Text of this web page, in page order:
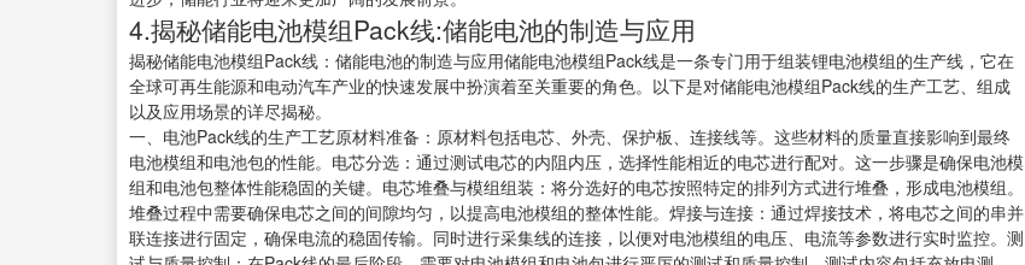
4.揭秘储能电池模组Pack线:储能电池的制造与应用
揭秘储能电池模组Pack线：储能电池的制造与应用储能电池模组Pack线是一条专门用于组装锂电池模组的生产线，它在
全球可再生能源和电动汽车产业的快速发展中扮演着至关重要的角色。以下是对储能电池模组Pack线的生产工艺、组成
以及应用场景的详尽揭秘。
一、电池Pack线的生产工艺原材料准备：原材料包括电芯、外壳、保护板、连接线等。这些材料的质量直接影响到最终
电池模组和电池包的性能。电芯分选：通过测试电芯的内阻内压，选择性能相近的电芯进行配对。这一步骤是确保电池模
组和电池包整体性能稳固的关键。电芯堆叠与模组组装：将分选好的电芯按照特定的排列方式进行堆叠，形成电池模组。
堆叠过程中需要确保电芯之间的间隙均匀，以提高电池模组的整体性能。焊接与连接：通过焊接技术，将电芯之间的串并
联连接进行固定，确保电流的稳固传输。同时进行采集线的连接，以便对电池模组的电压、电流等参数进行实时监控。测